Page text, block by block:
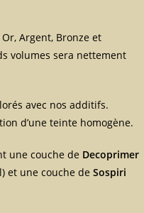
Argent, Bronze et
volumes sera nettement
avec nos additifs.
d’une teinte homogène.
une couche de Decoprimer
et une couche de Sospiri